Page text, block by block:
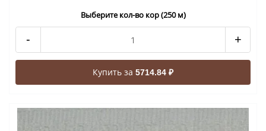
Выберите кол-во кор (250 м)
- +
Купить за 5714.84 ₽